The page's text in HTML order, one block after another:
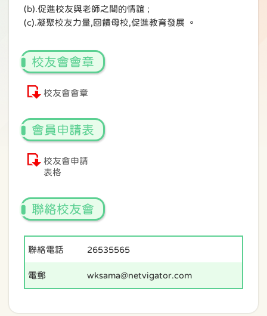
(b).促進校友與老師之間的情誼 ;
(c).凝聚校友力量,回饋母校,促進教育發展 。
校友會會章
校友會會章
會員申請表
校友會申請
表格
聯絡校友會
聯絡電話 26535565
電郵 wksama@netvigator.com